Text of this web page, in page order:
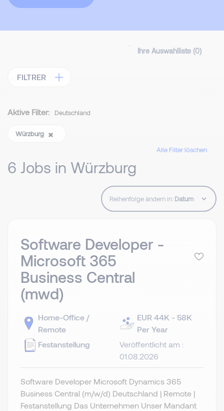
Ihre Auswahlliste (0)
FILTRER
Aktive Filter: Deutschland
Würzburg
Alle Filter löschen
6 Jobs in Würzburg
Reihenfolge ändern in:
Software Developer -
Microsoft 365
Business Central
(mwd)
Home-Office /
Remote
Festanstellung
EUR 44K - 58K
Per Year
Veröffentlicht am :
01.08.2026
Software Developer Microsoft Dynamics 365
Business Central (m/w/d) Deutschland | Remote |
Festanstellung Das Unternehmen Unser Mandant